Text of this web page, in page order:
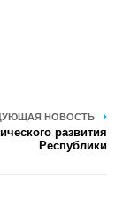
НОВОСТЬ
развития
Республики